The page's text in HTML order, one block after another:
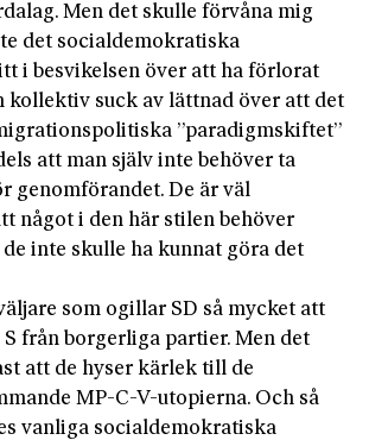
Men det skulle förvåna mig
det socialdemokratiska
i besvikelsen över att ha förlorat
kollektiv suck av lättnad över att det
”paradigmskiftet”
att man själv inte behöver ta
genomförandet. De är väl
något i den här stilen behöver
inte skulle ha kunnat göra det
som ogillar SD så mycket att
från borgerliga partier. Men det
att de hyser kärlek till de
MP-C-V-utopierna. Och så
vanliga socialdemokratiska